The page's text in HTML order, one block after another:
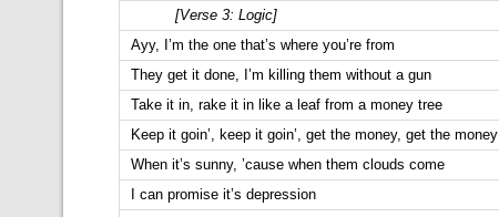
[Verse 3: Logic]
Ayy, I’m the one that’s where you’re from
They get it done, I’m killing them without a gun
Take it in, rake it in like a leaf from a money tree
Keep it goin’, keep it goin’, get the money, get the money
When it’s sunny, ’cause when them clouds come
I can promise it’s depression